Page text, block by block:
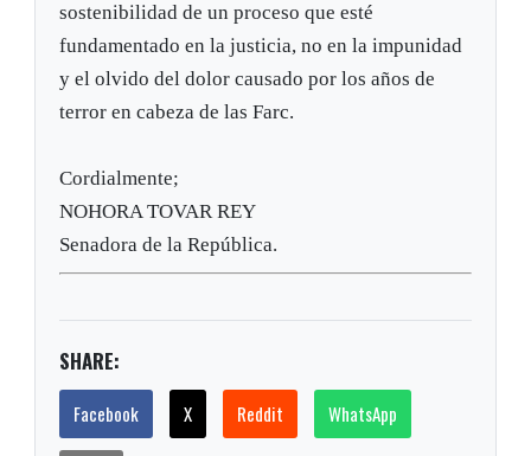
sostenibilidad de un proceso que esté
fundamentado en la justicia, no en la impunidad
y el olvido del dolor causado por los años de
terror en cabeza de las Farc.
Cordialmente;
NOHORA TOVAR REY
Senadora de la República.
SHARE:
Facebook X Reddit WhatsApp